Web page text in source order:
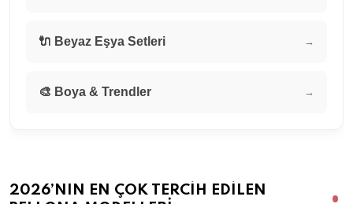
🔌 Beyaz Eşya Setleri →
🎨 Boya & Trendler →
2026’NIN EN ÇOK TERCIH EDILEN